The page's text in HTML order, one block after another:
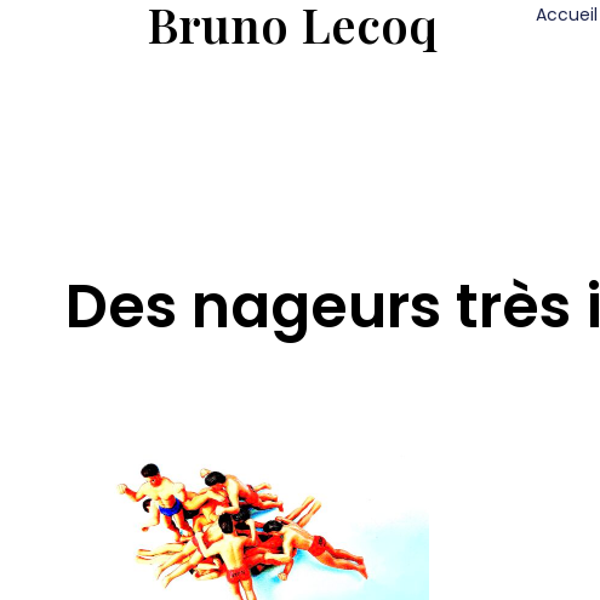
Bruno Lecoq Accueil
Des nageurs